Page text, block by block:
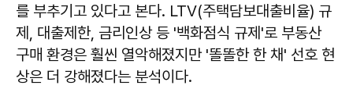
를 부추기고 있다고 본다. LTV(주택담보대출비율) 규
제, 대출제한, 금리인상 등 '백화점식 규제'로 부동산
구매 환경은 훨씬 열악해졌지만 '똘똘한 한 채' 선호 현
상은 더 강해졌다는 분석이다.